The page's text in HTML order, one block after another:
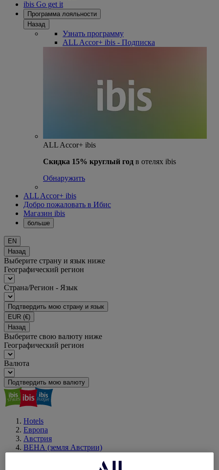
ibis Go get it
Программа лояльности
Назад
Узнать программу
ALL Accor+ ibis - Подписка
ALL Accor+ ibis
Скидка 15% круглый год в отелях ibis
Обнаружить
ALL Accor+ ibis
Добро пожаловать в Ибис
Магазин ibis
больше
EN
Назад
Выберите страну и язык ниже
Географический регион
Страна/Регион - Язык
Подтвердить мою страну и язык
EUR (€)
Назад
Выберите свою валюту ниже
Географический регион
Валюта
Подтвердить мою валюту
Hotels
Европа
Австрия
ВЕНА (земля Австрии)
Парк аттракционов Пратер